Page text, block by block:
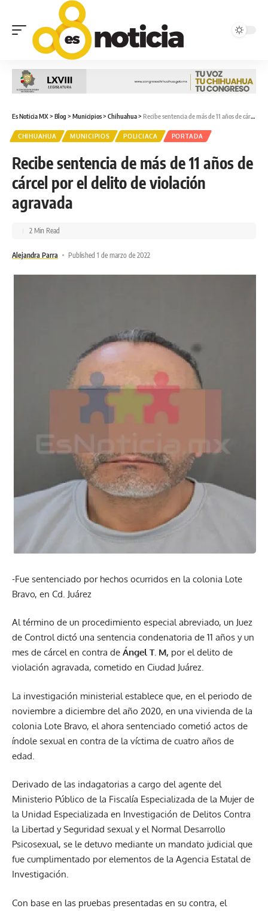
Es Noticia MX> Blog > Municipios> Chihuahua> Recibe sentencia de más de 11 años de cárcel por el delito de violación agravada
CHIHUAHUA MUNICIPIOS POLICIACA PORTADA
Recibe sentencia de más de 11 años de
cárcel por el delito de violación
agravada
Alejandra Parra Published 1 de marzo de 2022
2 Min Read
-Fue sentenciado por hechos ocurridos en la colonia Lote
Bravo, en Cd. Juárez
Al término de un procedimiento especial abreviado, un Juez
de Control dictó una sentencia condenatoria de 11 años y un
mes de cárcel en contra de Ángel T. M, por el delito de
violación agravada, cometido en Ciudad Juárez.
La investigación ministerial establece que, en el periodo de
noviembre a diciembre del año 2020, en una vivienda de la
colonia Lote Bravo, el ahora sentenciado cometió actos de
índole sexual en contra de la víctima de cuatro años de
edad.
Derivado de las indagatorias a cargo del agente del
Ministerio Público de la Fiscalía Especializada de la Mujer de
la Unidad Especializada en Investigación de Delitos Contra
la Libertad y Seguridad sexual y el Normal Desarrollo
Psicosexual, se le detuvo mediante un mandato judicial que
fue cumplimentado por elementos de la Agencia Estatal de
Investigación.
Con base en las pruebas presentadas en su contra, el